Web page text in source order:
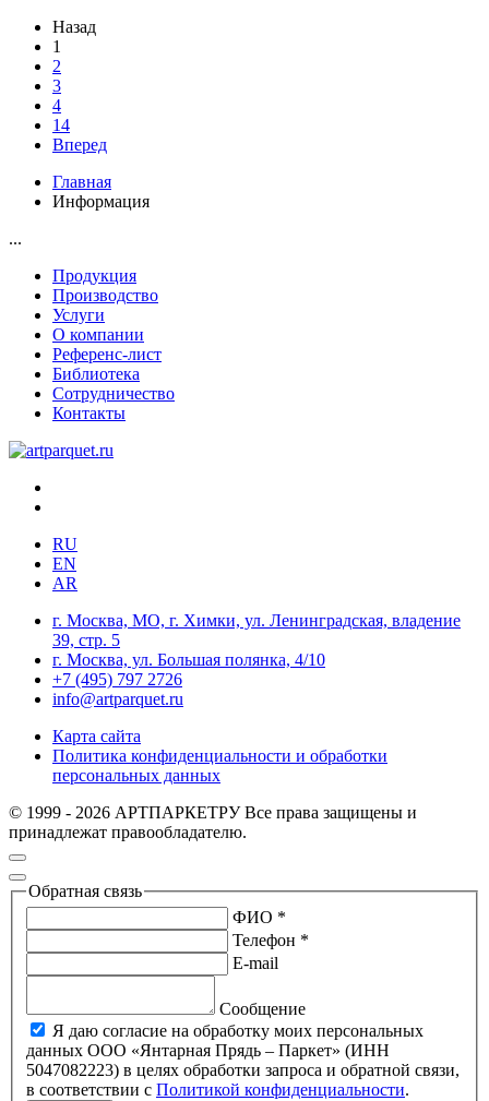
Назад
1
2
3
4
14
Вперед
Главная
Информация
...
Продукция
Производство
Услуги
О компании
Референс-лист
Библиотека
Сотрудничество
Контакты
RU
EN
AR
г. Москва, МО, г. Химки, ул. Ленинградская, владение
39, стр. 5
г. Москва, ул. Большая полянка, 4/10
+7 (495) 797 2726
info@artparquet.ru
Карта сайта
Политика конфиденциальности и обработки
персональных данных
© 1999 - 2026 АРТПАРКЕТРУ Все права защищены и
принадлежат правообладателю.
Обратная связь
ФИО *
Телефон *
E-mail
Сообщение
Я даю согласие на обработку моих персональных
данных ООО «Янтарная Прядь – Паркет» (ИНН
5047082223) в целях обработки запроса и обратной связи,
в соответствии с Политикой конфиденциальности.